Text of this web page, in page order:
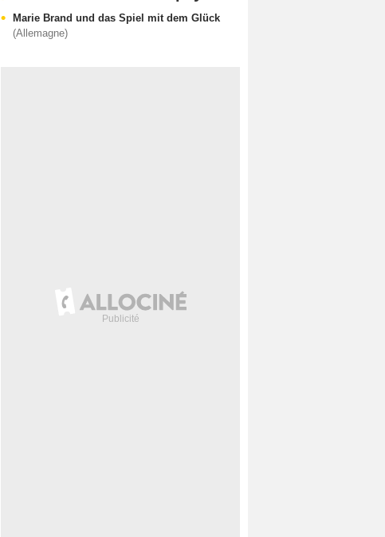
Marie Brand und das Spiel mit dem Glück
(Allemagne)